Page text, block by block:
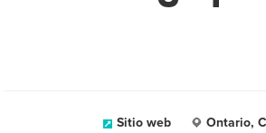
Sitio web Ontario,